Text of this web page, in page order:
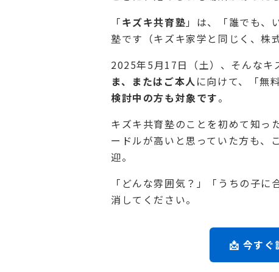
「キズキ共育塾 」は、「誰でも、
塾です（キズキ家学と同じく、株
2025年5月17日（土）、そんなキ
ま、またはご本人に向けて、「無
検討中の方も対象です。
キズキ共育塾のことを初めて知っ
ードルが高いと思っていた方も、
迎。
「どんな雰囲気？」「うちの子
消してください。
📩 今すぐ